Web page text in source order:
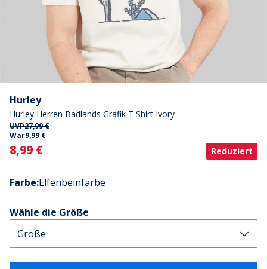
Hurley
Hurley Herren Badlands Grafik T Shirt Ivory
UVP27,99 €
War9,99 €
Current
8,99 € Reduziert
Farbe:Elfenbeinfarbe
Wähle die Größe